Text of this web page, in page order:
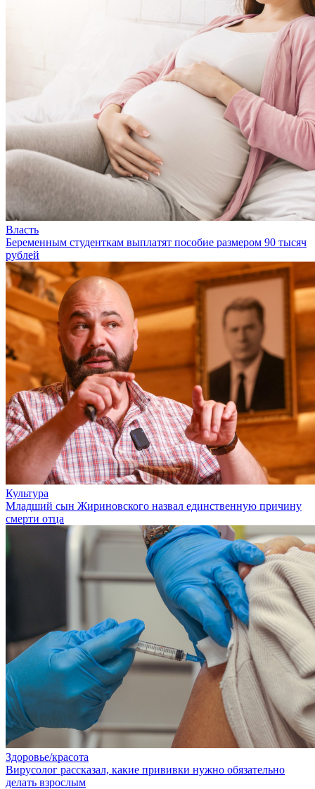
Власть
Беременным студенткам выплатят пособие размером 90 тысяч
рублей
Культура
Младший сын Жириновского назвал единственную причину
смерти отца
Здоровье/красота
Вирусолог рассказал, какие прививки нужно обязательно
делать взрослым